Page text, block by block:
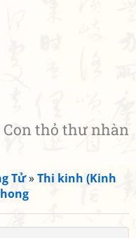
Con thỏ thư nhàn
Tử»Thi kinh (Kinh